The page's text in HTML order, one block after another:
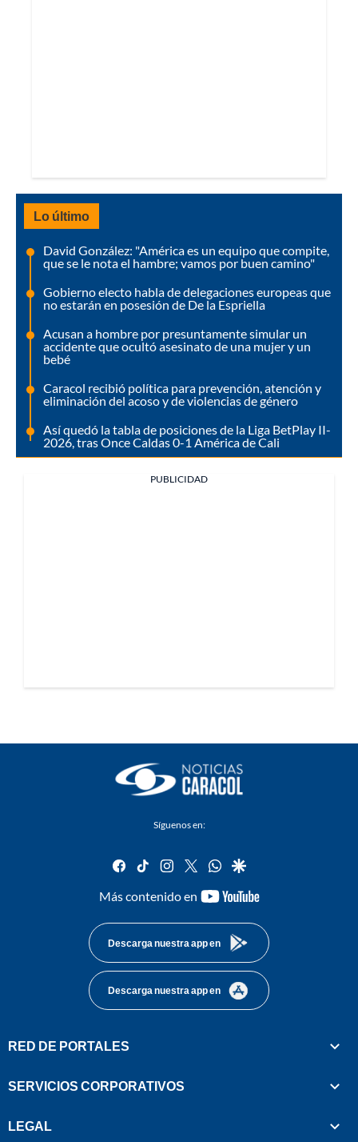
Lo último
David González: "América es un equipo que compite,
que se le nota el hambre; vamos por buen camino"
Gobierno electo habla de delegaciones europeas que
no estarán en posesión de De la Espriella
Acusan a hombre por presuntamente simular un
accidente que ocultó asesinato de una mujer y un
bebé
Caracol recibió política para prevención, atención y
eliminación del acoso y de violencias de género
Así quedó la tabla de posiciones de la Liga BetPlay II-
2026, tras Once Caldas 0-1 América de Cali
PUBLICIDAD
Síguenos en:
facebook
tiktok instagram
twitterwhatsapp
google
Más contenido en
youtube-
Descarga nuestra app en
Descarga nuestra app en
RED DE PORTALES
SERVICIOS CORPORATIVOS
LEGAL